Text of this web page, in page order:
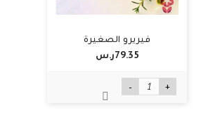
فيريرو الصغيرة
79.35ر.س‏
- +